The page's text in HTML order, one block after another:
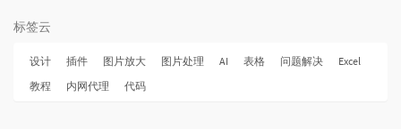
标签云
设计 插件 图片放大 图片处理 AI 表格 问题解决
Excel
教程
内网代理 代码